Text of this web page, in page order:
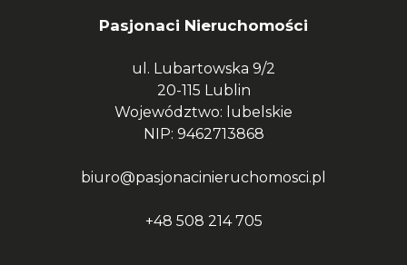
Pasjonaci Nieruchomości
ul. Lubartowska 9/2
20-115 Lublin
Województwo: lubelskie
NIP: 9462713868
biuro@pasjonacinieruchomosci.pl
+48 508 214 705